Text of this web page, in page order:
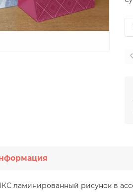
ламинированный рисунок в